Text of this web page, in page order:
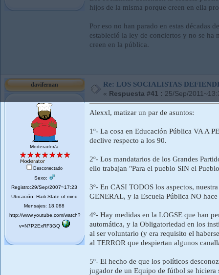
hijos de la misma porque creen en ella
Por eso no han parado en estas décadas
estableció la ley de conciertos y no se ha
creen en la pública.
davifernan
Moderador/a
Desconectado
Sexo:
Registro:29/Sep/2007~17:23
Ubicación: Haiti State of mind
Mensajes: 18.088
http://www.youtube.com/watch?
v=N7P2ExRF3GQ
Re: LOS SOCIALISTAS
« Respuesta #41 : 25/Sep/
Alexxl, matizar un par de asuntos:
1º- La cosa en Educación Pública VA A
declive respecto a los 90.
2º- Los mandatarios de los Grandes
ello trabajan "Para el pueblo SIN el
3º- En CASI TODOS los aspectos,
GENERAL, y la Escuela Pública NO
4º- Hay medidas en la LOGSE que han
automática, y la Obligatoriedad en los
al ser voluntario (y era requisito el
al TERROR que despiertan algunos
5º- El hecho de que los políticos
jugador de un Equipo de fútbol se